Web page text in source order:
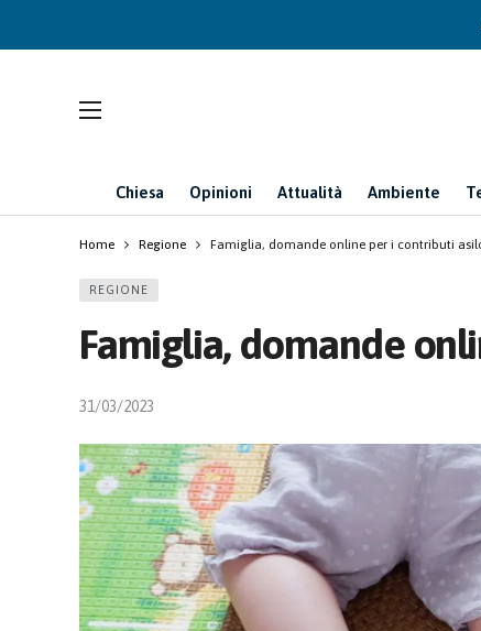
Chiesa Opinioni Attualità Ambiente
Home Regione Famiglia, domande online per i contributi
REGIONE
Famiglia, domande
31/03/2023